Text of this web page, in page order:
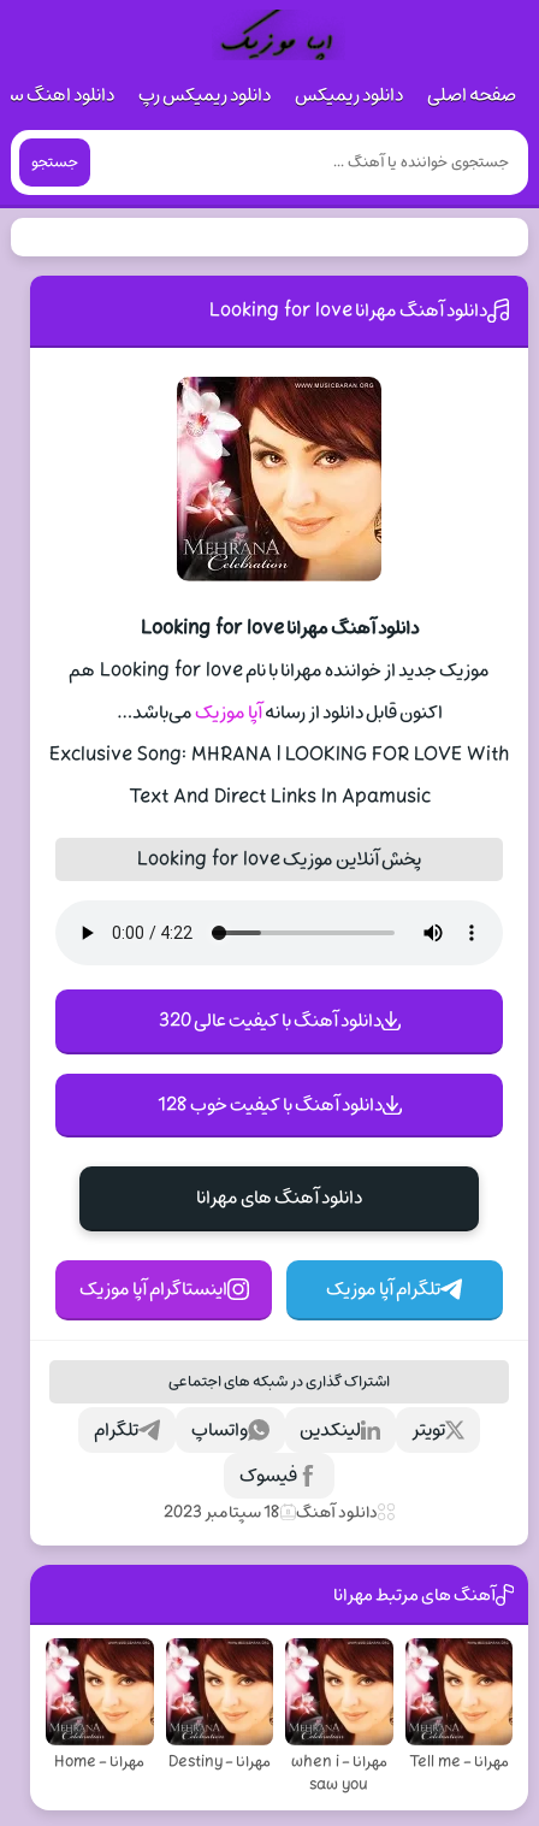
صفحه اصلی دانلود ریمیکس دانلود ریمیکس رپ دانلود اهنگ
جستجو
دانلود آهنگ مهرانا Looking for love
دانلود آهنگ مهرانا Looking for love
موزیک جدید از خواننده مهرانا با نام Looking for love هم
اکنون قابل دانلود از رسانهآپا موزیکمی‌باشد…
Exclusive Song: MHRANA | LOOKING FOR LOVE With
Text And Direct Links In Apamusic
پخش آنلاین موزیک Looking for love
دانلود آهنگ با کیفیت عالی 320
دانلود آهنگ با کیفیت خوب 128
دانلود آهنگ های مهرانا
تلگرام آپا موزیک اینستاگرام آپا موزیک
اشتراک گذاری در شبکه های اجتماعی
تلگرام واتساپ لینکدین
تویتر
فیسوک
دانلود آهنگ 18 سپتامبر 2023
آهنگ های مرتبط مهرانا
مهرانا - Tell me
مهرانا - when i
saw you
مهرانا - Destiny مهرانا - Home